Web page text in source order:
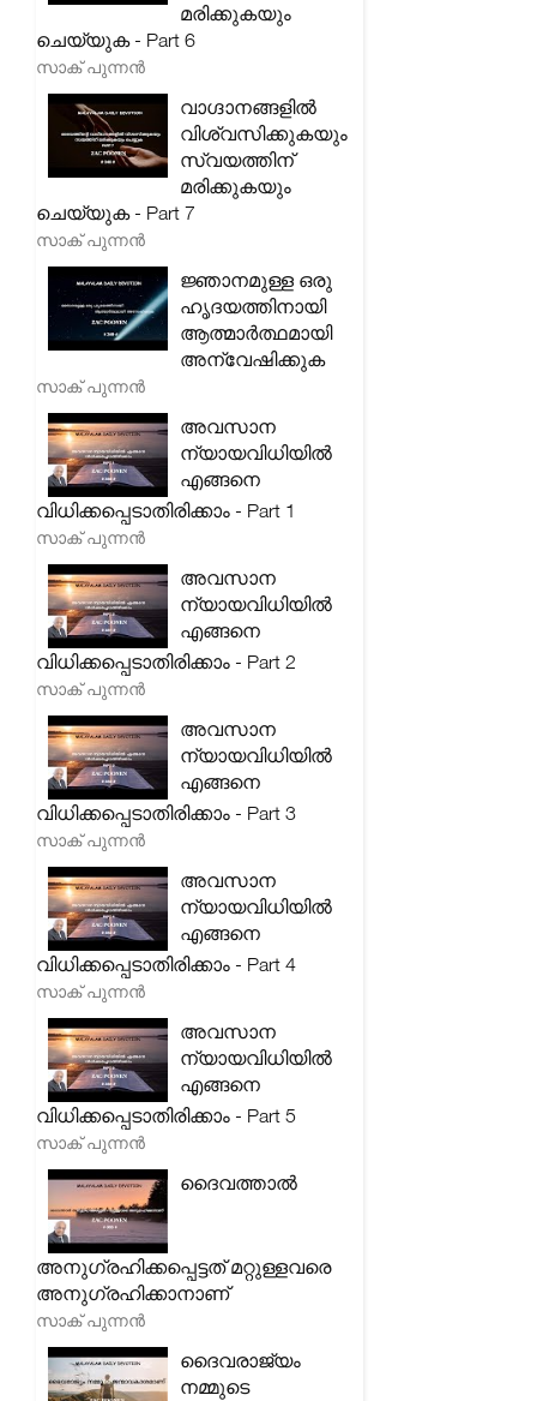
മരിക്കുകയും
ചെയ്യുക - Part 6
സാക് പുന്നൻ
വാഗ്ദാനങ്ങളിൽ
വിശ്വസിക്കുകയും
സ്വയത്തിന്
മരിക്കുകയും
ചെയ്യുക - Part 7
സാക് പുന്നൻ
ജ്ഞാനമുള്ള ഒരു
ഹൃദയത്തിനായി
ആത്മാർത്ഥമായി
അന്വേഷിക്കുക
സാക് പുന്നൻ
അവസാന
ന്യായവിധിയിൽ
എങ്ങനെ
വിധിക്കപ്പെടാതിരിക്കാം - Part 1
സാക് പുന്നൻ
അവസാന
ന്യായവിധിയിൽ
എങ്ങനെ
വിധിക്കപ്പെടാതിരിക്കാം - Part 2
സാക് പുന്നൻ
അവസാന
ന്യായവിധിയിൽ
എങ്ങനെ
വിധിക്കപ്പെടാതിരിക്കാം - Part 3
സാക് പുന്നൻ
അവസാന
ന്യായവിധിയിൽ
എങ്ങനെ
വിധിക്കപ്പെടാതിരിക്കാം - Part 4
സാക് പുന്നൻ
അവസാന
ന്യായവിധിയിൽ
എങ്ങനെ
വിധിക്കപ്പെടാതിരിക്കാം - Part 5
സാക് പുന്നൻ
ദൈവത്താൽ
അനുഗ്രഹിക്കപ്പെട്ടത് മറ്റുള്ളവരെ
അനുഗ്രഹിക്കാനാണ്
സാക് പുന്നൻ
ദൈവരാജ്യം
നമ്മുടെ